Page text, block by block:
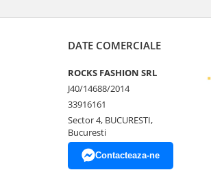
DATE COMERCIALE
ROCKS FASHION SRL
J40/14688/2014
33916161
Sector 4, BUCURESTI,
Bucuresti
Contacteaza-ne